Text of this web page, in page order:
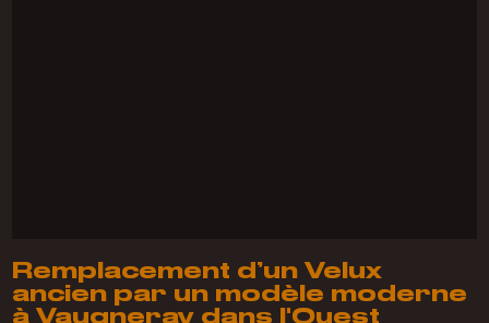
Remplacement d’un Velux
ancien par un modèle moderne
à Vaugneray dans l'Ouest